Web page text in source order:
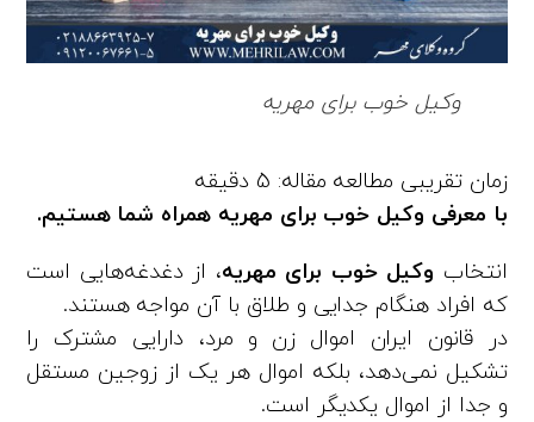
وکیل خوب برای مهریه
با معرفی وکیل خوب برای مهریه همراه شما هستیم.
انتخاب وکیل خوب برای مهریه، از دغدغه‌هایی است
که افراد هنگام جدایی و طلاق با آن مواجه هستند.
در قانون ایران اموال زن و مرد، دارایی مشترک را
تشکیل نمی‌دهد، بلکه اموال هر یک از زوجین مستقل
و جدا از اموال یکدیگر است.